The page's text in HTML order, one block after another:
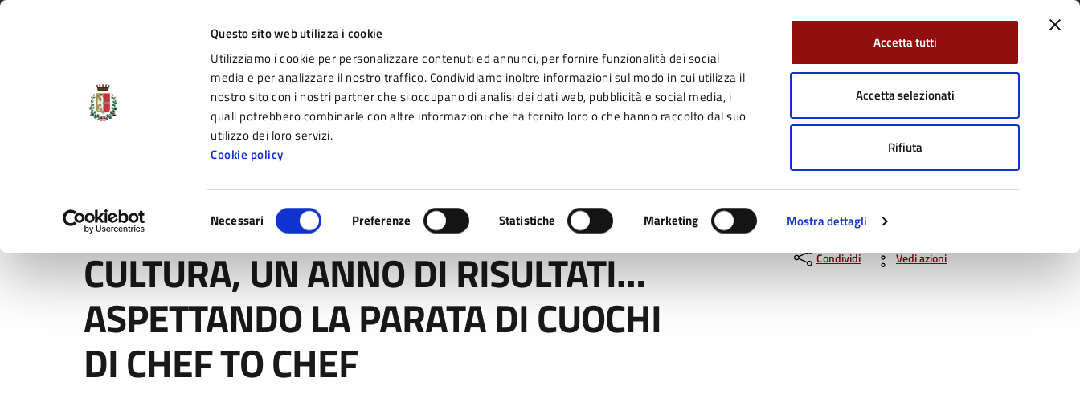
Questo sito web utilizza i cookie
Utilizziamo i cookie per personalizzare contenuti ed annunci, per fornire funzionalità dei social
media e per analizzare il nostro traffico. Condividiamo inoltre informazioni sul modo in cui utilizza il
nostro sito con i nostri partner che si occupano di analisi dei dati web, pubblicità e social media, i
quali potrebbero combinarle con altre informazioni che ha fornito loro o che hanno raccolto dal suo
utilizzo dei loro servizi.
Cookie policy
del
consenso
Necessari Preferenze Statistiche Marketing Mostra dettagli
Accetta tutti
Accetta selezionati
Rifiuta
Vai al contenuto principale
Vai alla navigazione del sito
Vai al piede di pagina
Comune di Fidenza
il portale di servizi e informazioni del Comune di Fidenza
Seguici su: TwitterYouTube Cerca:
Novità Tutti gli argomenti
Home / Novità Comunicati / CULTURA, UN ANNO DI RISULTATI… ASPETTANDO LA PARATA DI CUOCHI DI CHEF TO CHEF
CULTURA, UN ANNO DI RISULTATI…
ASPETTANDO LA PARATA DI CUOCHI
DI CHEF TO CHEF
Condividi Vedi azioni